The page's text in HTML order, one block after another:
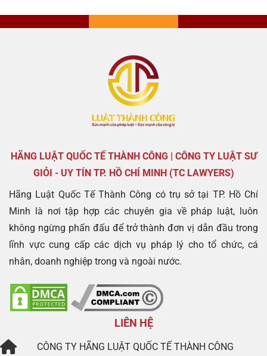
HÃNG LUẬT QUỐC TẾ THÀNH CÔNG | CÔNG TY LUẬT SƯ
GIỎI - UY TÍN TP. HỒ CHÍ MINH (TC LAWYERS)
Hãng Luật Quốc Tế Thành Công có trụ sở tại TP. Hồ Chí
Minh là nơi tập hợp các chuyên gia về pháp luật, luôn
không ngừng phấn đấu để trở thành đơn vị dẫn đầu trong
lĩnh vực cung cấp các dịch vụ pháp lý cho tổ chức, cá
nhân, doanh nghiệp trong và ngoài nước.
LIÊN HỆ
CÔNG TY HÃNG LUẬT QUỐC TẾ THÀNH CÔNG